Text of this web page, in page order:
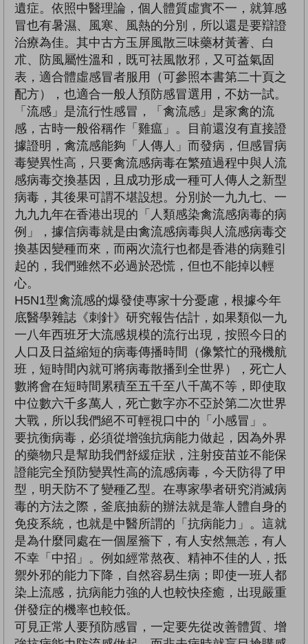
遺症。依照中醫理論，個人體質虛實不一，就算感
冒也有暑濕、風寒、風熱的分別，所以還是要辯證
治療為佳。其中古方玉屏風散三味藥材黃蓍、白
朮、防風屬性溫和，既可祛風散邪，又可益氣固
表，適合體虛感冒者服用（可參照本書第二十頁之
配方），也適合一般人預防感冒選用，不妨一試。
「流感」是流行性感冒，「禽流感」是家禽的流
感，古時一般俗稱作「雞瘟」。目前還沒有直接證
據證明，禽流感能夠「人傳人」而發病，但感冒病
毒變異性高，只要禽流感病毒在繁殖過程中與人流
感病毒交換基因，且成功形成一種可人傳人之新型
病毒，其後果可謂不堪設想。分別於一九九七、一
九九九年在香港出現的「人類感染禽流感病毒的病
例」，據信病毒就是由禽流感病毒與人流感病毒交
換基因變種而來，而兩次流行也都是香港的病雞引
起的，我們雖然不必過於恐慌，但也不能掉以輕
心。
H5N1型禽流感的爆發使專家十分憂慮，根據今年
底醫學雜誌《刺針》研究報告估計，如果類似一九
一八年西班牙大流感規模的流行出現，按照今日的
人口及日益縮短的病毒傳播時間（像繁忙的飛機航
班，短時間內就可將病毒散播到全世界），死亡人
數將會在短時間累積至五千至八千萬不等，即使取
中位數六千多萬人，死亡數字亦不亞於第二次世界
大戰，所以我們絕不可輕視口中的「小感冒」。
要抗衡病毒，必須從增強抗病能力做起，因為外界
的藥物只是幫助我們舒緩症狀，注射疫苗並不能保
證能完全預防變異性高的流感病毒，今天防得了甲
型，明天防不了變種乙型。在專家學者研究消滅病
毒的方法之際，釜底抽薪的辦法就是靠人體自身的
免疫系統，也就是中醫所謂的「抗病能力」。這就
是為什麼同處在一個屋簷下，有人安然無恙，有人
不幸「中招」。例如經常熬夜、精神不佳的人，抵
禦外邪的能力下降，自然容易生病；即使一班人都
染上流感，抗病能力強的人也較快痊癒，出現嚴重
併發症的機率也較低。
可見正常人要預防感冒，一定要先從改善體質、增